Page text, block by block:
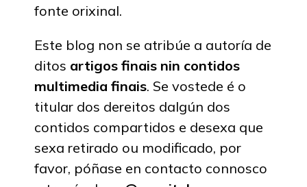
fonte orixinal.
Este blog non se atribúe a autoría de
ditos artigos finais nin contidos
multimedia finais. Se vostede é o
titular dos dereitos dalgún dos
contidos compartidos e desexa que
sexa retirado ou modificado, por
favor, póñase en contacto connosco